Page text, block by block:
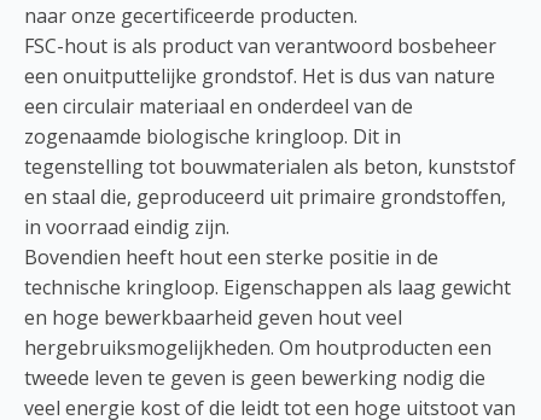
naar onze gecertificeerde producten.
FSC-hout is als product van verantwoord bosbeheer
een onuitputtelijke grondstof. Het is dus van nature
een circulair materiaal en onderdeel van de
zogenaamde biologische kringloop. Dit in
tegenstelling tot bouwmaterialen als beton, kunststof
en staal die, geproduceerd uit primaire grondstoffen,
in voorraad eindig zijn.
Bovendien heeft hout een sterke positie in de
technische kringloop. Eigenschappen als laag gewicht
en hoge bewerkbaarheid geven hout veel
hergebruiksmogelijkheden. Om houtproducten een
tweede leven te geven is geen bewerking nodig die
veel energie kost of die leidt tot een hoge uitstoot van